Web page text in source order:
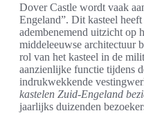
Dover Castle wordt vaak
Engeland”. Dit kasteel
adembenemend uitzicht op
middeleeuwse architectuur
rol van het kasteel in de
aanzienlijke functie tijdens
indrukwekkende
kastelen Zuid-Engeland
jaarlijks duizenden